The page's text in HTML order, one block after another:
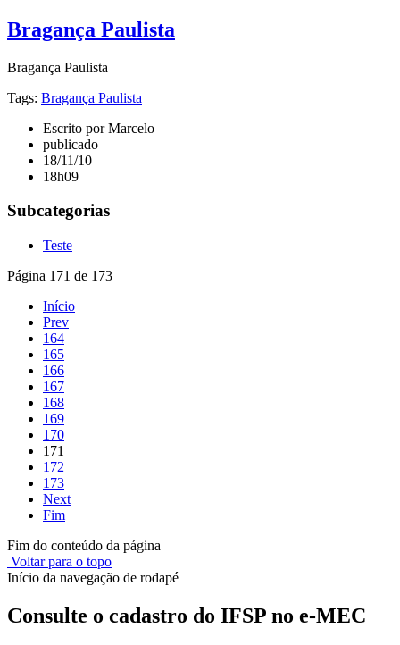
Bragança Paulista
Bragança Paulista
Tags: Bragança Paulista
Escrito por Marcelo
publicado
18/11/10
18h09
Subcategorias
Teste
Página 171 de 173
Início
Prev
164
165
166
167
168
169
170
171
172
173
Next
Fim
Fim do conteúdo da página
Voltar para o topo
Início da navegação de rodapé
Consulte o cadastro do IFSP no e-MEC